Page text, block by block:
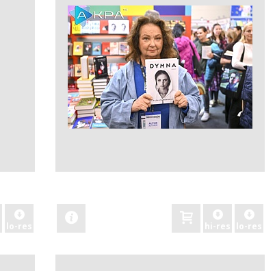
lo-res hi-res lo-res